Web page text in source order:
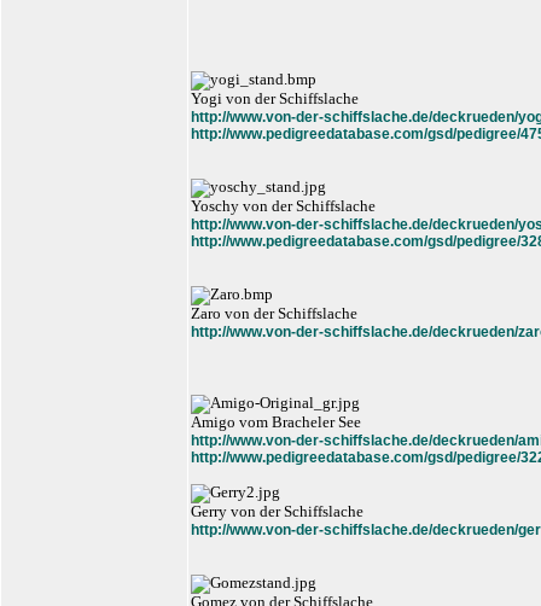
Yogi von der Schiffslache
http://www.von-der-schiffslache.de/deckrueden/
http://www.pedigreedatabase.com/gsd/pedigree/
Yoschy von der Schiffslache
http://www.von-der-schiffslache.de/deckrueden/
http://www.pedigreedatabase.com/gsd/pedigree/
Zaro von der Schiffslache
http://www.von-der-schiffslache.de/deckrueden/
Amigo vom Bracheler See
http://www.von-der-schiffslache.de/deckrueden/
http://www.pedigreedatabase.com/gsd/pedigree/
Gerry von der Schiffslache
http://www.von-der-schiffslache.de/deckrueden/
Gomez von der Schiffslache